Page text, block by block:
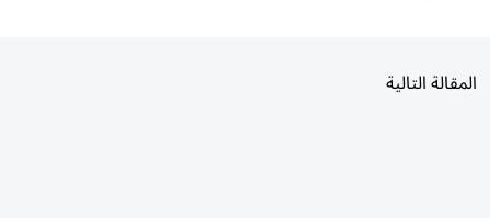
المقالة التالية